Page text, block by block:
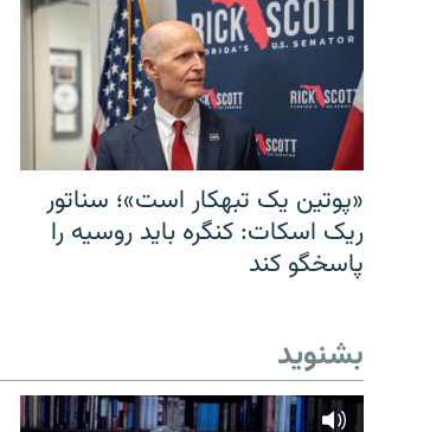
«پوتین یک تبهکار است»؛ سناتور
ریک اسکات: کنگره باید روسیه را
پاسخگو کند
بشنوید